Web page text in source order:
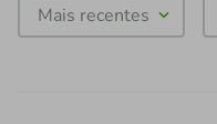
Mais recentes